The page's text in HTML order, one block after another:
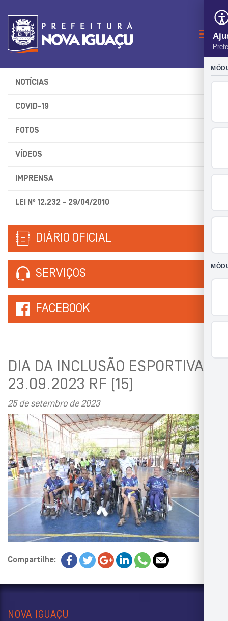
NOTÍCIAS
COVID-19
FOTOS
VÍDEOS
IMPRENSA
LEI Nº 12.232 – 29/04/2010
DIÁRIO OFICIAL
SERVIÇOS
FACEBOOK
DIA DA INCLUSÃO ESPORTIVA
23.09.2023 RF (15)
25 de setembro de 2023
Compartilhe:
NOVA IGUAÇU